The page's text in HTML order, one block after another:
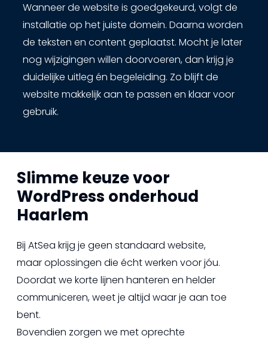
Wanneer de website is goedgekeurd, volgt de
installatie op het juiste domein. Daarna worden
de teksten en content geplaatst. Mocht je later
nog wijzigingen willen doorvoeren, dan krijg je
duidelijke uitleg én begeleiding. Zo blijft de
website makkelijk aan te passen en klaar voor
gebruik.
Slimme keuze voor
WordPress onderhoud
Haarlem
Bij AtSea krijg je geen standaard website,
maar oplossingen die écht werken voor jóu.
Doordat we korte lijnen hanteren en helder
communiceren, weet je altijd waar je aan toe
bent.
Bovendien zorgen we met oprechte